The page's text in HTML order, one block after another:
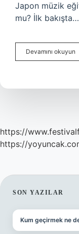
Japon müzik
mu? İlk bakışta…
Devamını okuyun
https://
https://
SON YAZILAR
Kum geçirmek ne